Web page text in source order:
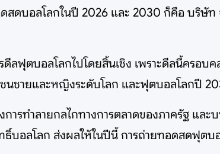
สดบอลโลกในปี 2026 และ 2030 ก็คือ บริษัท
ฟุตบอลโลกไปโดยสิ้นเชิง เพราะดีลนี้ครอบ
นชายและหญิงระดับโลก และฟุตบอลโลกปี
ารทำลายกลไกทางการตลาดของภาครัฐ แล
บอลโลก ส่งผลให้ในปีนี้ การถ่ายทอดสดฟุต